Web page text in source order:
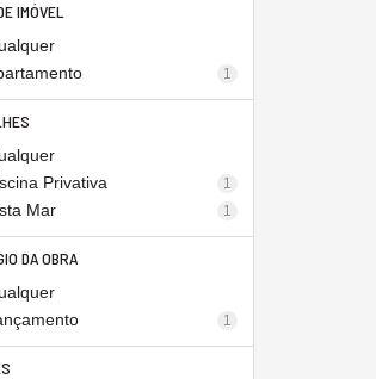
IMÓVEL
1
Privativa
1
Mar 1
DA OBRA
1